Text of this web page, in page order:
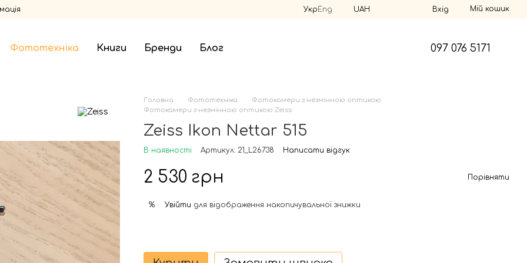
Укр Eng UAH Вхід Мій кошик
Фототехніка Книги Бренди Блог 097 076 5171
Головна Фототехніка
Фотокамери з незмінною оптикою
Фотокамери з незмінною оптикою Zeiss
Zeiss Ikon Nettar 515
В наявності Артикул: 21_L26738 Написати відгук
2 530 грн Порівняти
% Увійти для відображення накопичувальної знижки